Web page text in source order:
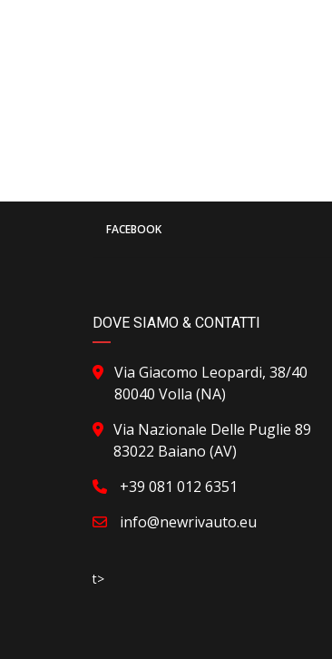
FACEBOOK
DOVE SIAMO & CONTATTI
Via Giacomo Leopardi, 38/40
80040 Volla (NA)
Via Nazionale Delle Puglie 89
83022 Baiano (AV)
+39 081 012 6351
info@newrivauto.eu
t>